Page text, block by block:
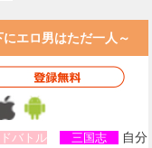
エロ男はただ一人～
バトル 三国志
自分